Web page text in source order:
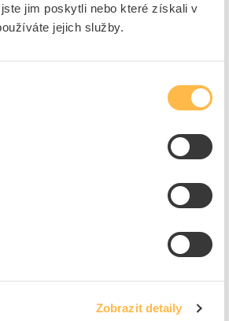
jim poskytli nebo které získali v
jejich služby.
Zobrazit detaily
Pila DWS780 1675W pokosová